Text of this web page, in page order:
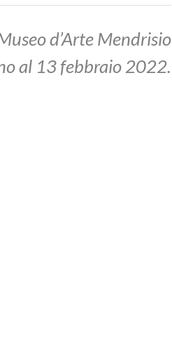
d’Arte Mendrisio
al 13 febbraio 2022.